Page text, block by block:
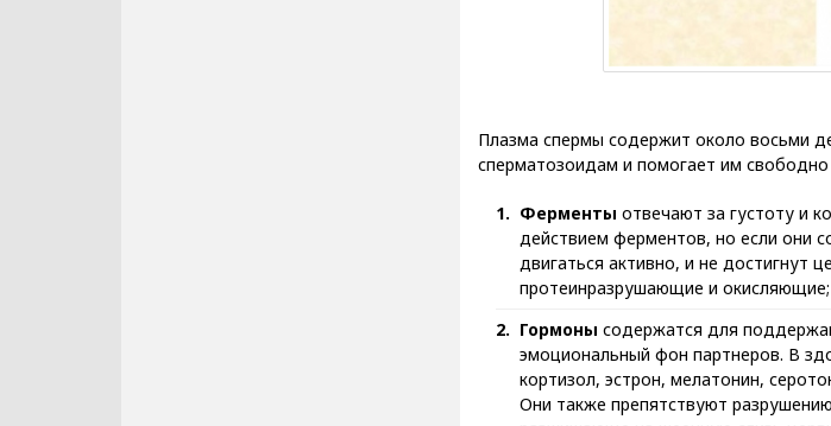
Плазма спермы содержит около восьми
сперматозоидам и помогает им свободно
Ферменты отвечают за густоту и
действием ферментов, но если они
двигаться активно, и не достигнут
протеинразрушающие и окисляющие;
Гормоны содержатся для
эмоциональный фон партнеров. В
кортизол, эстрон, мелатонин,
Они также препятствуют